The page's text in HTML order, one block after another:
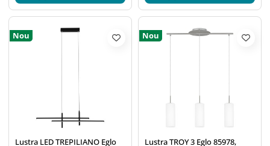
Nou
Lustra LED TREPILIANO Eglo
Nou
Lustra TROY 3 Eglo 85978,